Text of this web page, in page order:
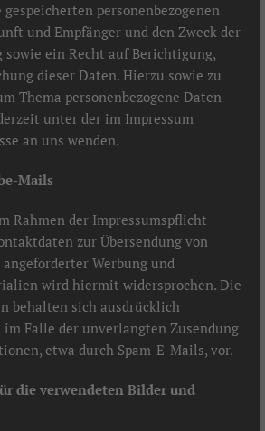
personenbezogenen
und Empfänger und den Zweck der
ein Recht auf Berichtigung,
dieser Daten. Hierzu sowie zu
Thema personenbezogene Daten
unter der im Impressum
an uns wenden.
Mails
Rahmen der Impressumspflicht
zur Übersendung von
Werbung und
wird hiermit widersprochen. Die
behalten sich ausdrücklich
Falle der unverlangten Zusendung
etwa durch Spam-E-Mails, vor.
die verwendeten Bilder und